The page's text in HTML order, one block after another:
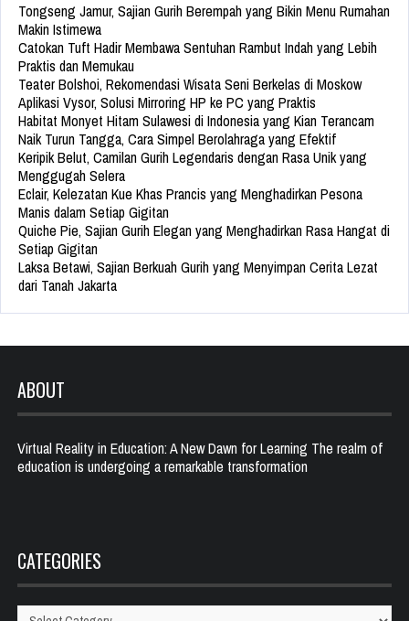
Tongseng Jamur, Sajian Gurih Berempah yang Bikin Menu Rumahan
Makin Istimewa
Catokan Tuft Hadir Membawa Sentuhan Rambut Indah yang Lebih
Praktis dan Memukau
Teater Bolshoi, Rekomendasi Wisata Seni Berkelas di Moskow
Aplikasi Vysor, Solusi Mirroring HP ke PC yang Praktis
Habitat Monyet Hitam Sulawesi di Indonesia yang Kian Terancam
Naik Turun Tangga, Cara Simpel Berolahraga yang Efektif
Keripik Belut, Camilan Gurih Legendaris dengan Rasa Unik yang
Menggugah Selera
Eclair, Kelezatan Kue Khas Prancis yang Menghadirkan Pesona
Manis dalam Setiap Gigitan
Quiche Pie, Sajian Gurih Elegan yang Menghadirkan Rasa Hangat di
Setiap Gigitan
Laksa Betawi, Sajian Berkuah Gurih yang Menyimpan Cerita Lezat
dari Tanah Jakarta
ABOUT
Virtual Reality in Education: A New Dawn for Learning The realm of
education is undergoing a remarkable transformation
CATEGORIES